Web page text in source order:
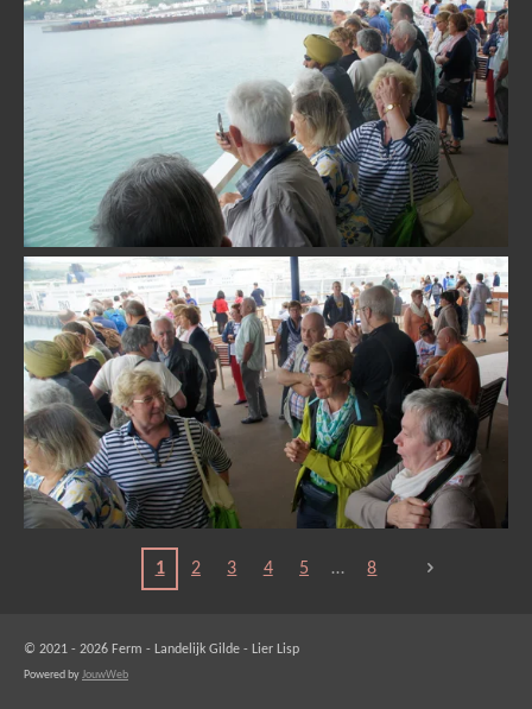
1 2 3 4 5 8
© 2021 - 2026 Ferm - Landelijk Gilde - Lier Lisp
Powered byJouwWeb